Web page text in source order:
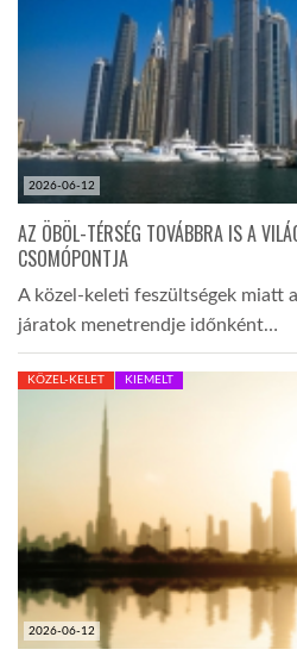
2026-06-12
AZ ÖBÖL-TÉRSÉG TOVÁBBRA IS A
CSOMÓPONTJA
A közel-keleti feszültségek miatt
járatok menetrendje időnként…
2026-06-12
KÖZEL-KELET KIEMELT